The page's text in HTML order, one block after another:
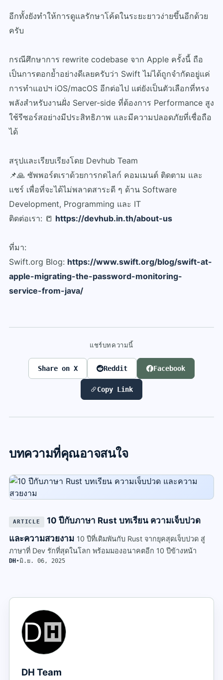
อีกทั้งยังทำให้การดูแลรักษาโค้ดในระยะยาวง่ายขึ้นอีกด้วย
ครับ
กรณีศึกษาการ rewrite codebase จาก Apple ครั้งนี้ ถือ
เป็นการตอกย้ำอย่างดีเลยครับว่า Swift ไม่ได้ถูกจำกัดอยู่แค่
การทำแอปฯ iOS/macOS อีกต่อไป แต่ยังเป็นตัวเลือกที่ทรง
พลังสำหรับงานฝั่ง Server-side ที่ต้องการ Performance สูง
ใช้รีซอร์สอย่างมีประสิทธิภาพ และมีความปลอดภัยที่เชื่อถือ
ได้
สรุปและเรียบเรียงโดย Devhub Team
📌🙏 ซัพพอร์ตเราด้วยการกดไลก์ คอมเมนต์ ติดตาม และ
แชร์ เพื่อที่จะได้ไม่พลาดสาระดี ๆ ด้าน Software
Development, Programming และ IT
ติดต่อเรา: 📒 https://devhub.in.th/about-us
ที่มา:
Swift.org Blog: https://www.swift.org/blog/swift-at-
apple-migrating-the-password-monitoring-
service-from-java/
แชร์บทความนี้
Share on X Reddit Facebook
Copy Link
บทความที่คุณอาจสนใจ
ARTICLE
10 ปีกับภาษา Rust บทเรียน ความเจ็บปวด
และความสวยงาม 10 ปีที่เดิมพันกับ Rust จากยุคสุดเจ็บปวด สู่
ภาษาที่ Dev รักที่สุดในโลก พร้อมมองอนาคตอีก 10 ปีข้างหน้า
DH•มิ.ย. 06, 2025
DH Team